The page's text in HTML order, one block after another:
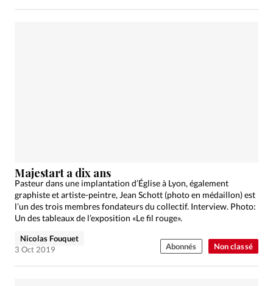
Non classé
Majestart a dix ans
Pasteur dans une implantation d’Église à Lyon, également
graphiste et artiste-peintre, Jean Schott (photo en médaillon) est
l’un des trois membres fondateurs du collectif. Interview. Photo:
Un des tableaux de l’exposition «Le fil rouge».
Nicolas Fouquet
3 Oct 2019
Abonnés